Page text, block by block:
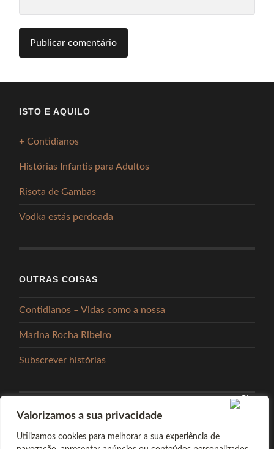
Valorizamos a sua privacidade
Utilizamos cookies para melhorar a sua experiência de
ISTO E AQUILO
+ Contidianos
Histórias Infantis para Adultos
Risota de Gambas
Vodka estás perdoada
OUTRAS COISAS
Contidianos – Vidas como a nossa
Marina Rocha Ribeiro
Subscrever histórias